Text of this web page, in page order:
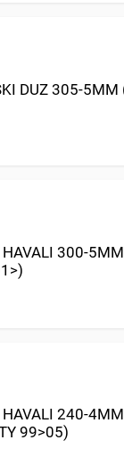
DUZ 305-
HAVALI 300-
HAVALI 240-
99>05)